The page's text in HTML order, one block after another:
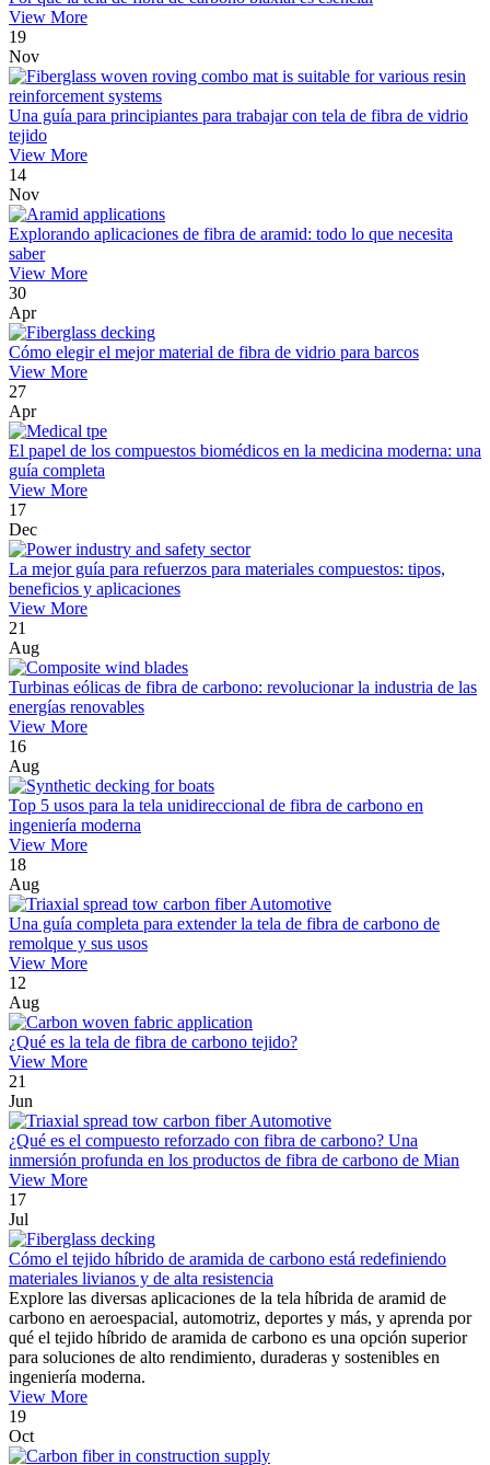
View More
19
Nov
Una guía para principiantes para trabajar con tela de fibra de vidrio
tejido
View More
14
Nov
Explorando aplicaciones de fibra de aramid: todo lo que necesita
saber
View More
30
Apr
Cómo elegir el mejor material de fibra de vidrio para barcos
View More
27
Apr
El papel de los compuestos biomédicos en la medicina moderna: una
guía completa
View More
17
Dec
La mejor guía para refuerzos para materiales compuestos: tipos,
beneficios y aplicaciones
View More
21
Aug
Turbinas eólicas de fibra de carbono: revolucionar la industria de las
energías renovables
View More
16
Aug
Top 5 usos para la tela unidireccional de fibra de carbono en
ingeniería moderna
View More
18
Aug
Una guía completa para extender la tela de fibra de carbono de
remolque y sus usos
View More
12
Aug
¿Qué es la tela de fibra de carbono tejido?
View More
21
Jun
¿Qué es el compuesto reforzado con fibra de carbono? Una
inmersión profunda en los productos de fibra de carbono de Mian
View More
17
Jul
Cómo el tejido híbrido de aramida de carbono está redefiniendo
materiales livianos y de alta resistencia
Explore las diversas aplicaciones de la tela híbrida de aramid de
carbono en aeroespacial, automotriz, deportes y más, y aprenda por
qué el tejido híbrido de aramida de carbono es una opción superior
para soluciones de alto rendimiento, duraderas y sostenibles en
ingeniería moderna.
View More
19
Oct